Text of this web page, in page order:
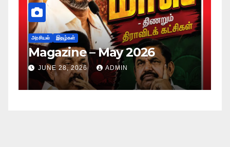
அரசியல் இதழ்கள்
Magazine – May 2026
JUNE 28, 2026 ADMIN